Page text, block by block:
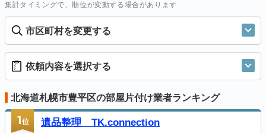
集計タイミングで、順位が変動する場合があります
市区町村を変更する
依頼内容を選択する
北海道札幌市豊平区の部屋片付け業者ランキング
1位 遺品整理 TK.connection